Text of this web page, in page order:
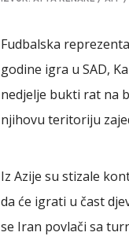
Fudbalska
godine igra u SAD,
nedjelje bukti rat na
njihovu teritoriju
Iz Azije su stizale
da će igrati u čast
se Iran povlači sa